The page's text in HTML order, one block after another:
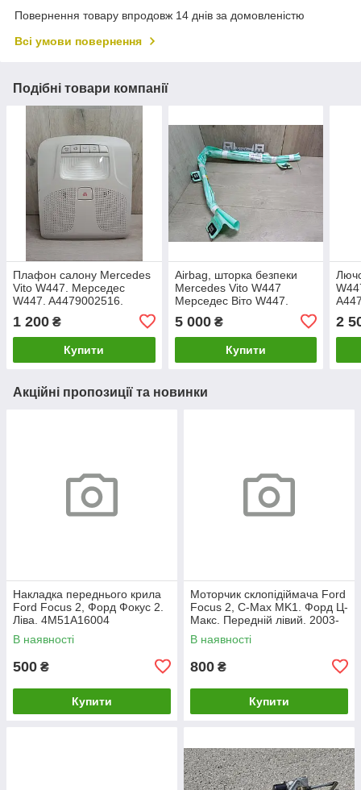
Повернення товару впродовж 14 днів за домовленістю
Всі умови повернення
Подібні товари компанії
Плафон салону Mercedes
Vito W447. Мерседес
W447. A4479002516.
1 200 ₴
Купити
Airbag, шторка безпеки
Mercedes Vito W447
Мерседес Віто W447.
5 000₴
Купити
2
Акційні пропозиції та новинки
Накладка переднього крила
Ford Focus 2, Форд Фокус 2.
Ліва. 4M51A16004
В наявності
500 ₴
Купити
Моторчик склопідіймача Ford
Focus 2, C-Max MK1. Форд Ц-
Макс. Передній лівий. 2003-
2007. 981405110.
В наявності
800 ₴
Купити